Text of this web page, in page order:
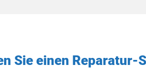
Sie einen Reparatur-